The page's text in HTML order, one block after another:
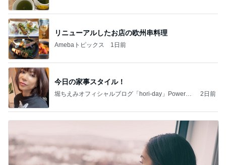
リニューアルしたお店の欧州串料理
Amebaトピックス 1日前
今日の家事スタイル！
堀ちえみオフィシャルブログ「hori-day」Powered
2日前